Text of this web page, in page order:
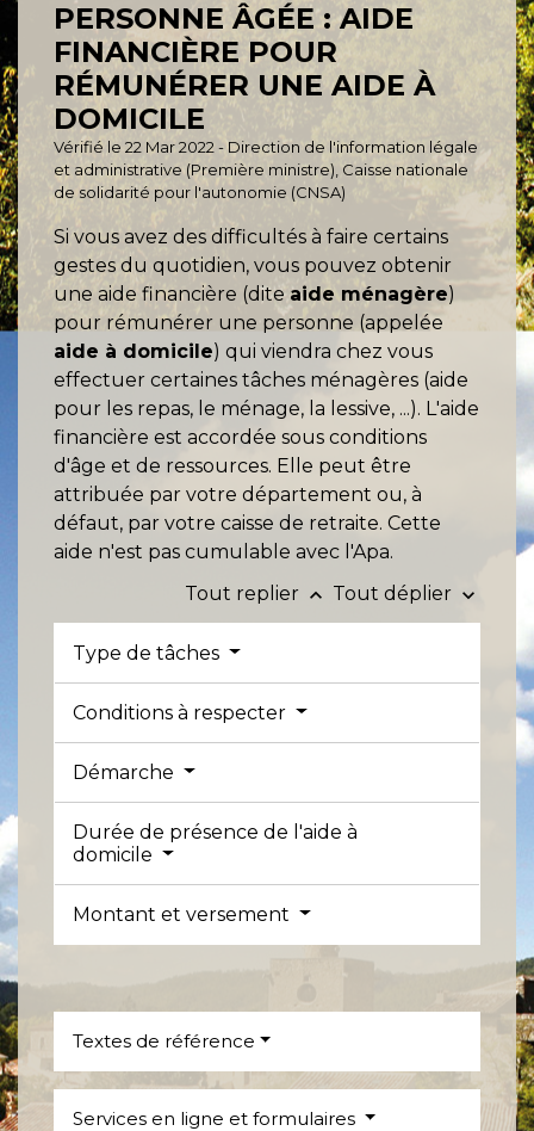
PERSONNE ÂGÉE : AIDE
FINANCIÈRE POUR
RÉMUNÉRER UNE AIDE À
DOMICILE
Vérifié le 22 Mar 2022 - Direction de l'information légale
et administrative (Première ministre), Caisse nationale
de solidarité pour l'autonomie (CNSA)
Si vous avez des difficultés à faire certains
gestes du quotidien, vous pouvez obtenir
une aide financière (dite aide ménagère)
pour rémunérer une personne (appelée
aide à domicile) qui viendra chez vous
effectuer certaines tâches ménagères (aide
pour les repas, le ménage, la lessive, ...). L'aide
financière est accordée sous conditions
d'âge et de ressources. Elle peut être
attribuée par votre département ou, à
défaut, par votre caisse de retraite. Cette
aide n'est pas cumulable avec l'Apa.
Tout replier keyboard_arrow_up Tout déplier keyboard_arrow_down
Type de tâches
Conditions à respecter
Démarche
Durée de présence de l'aide à
domicile
Montant et versement
Textes de référence
Services en ligne et formulaires